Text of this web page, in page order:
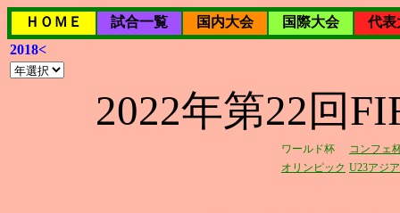
ＨＯＭＥ 試合一覧 国内大会 国際大会
代表
2018<
2022年第22回
ワールド杯
コンフェ
オリンピック U23アジ